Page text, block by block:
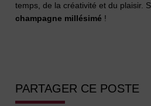
temps, de la créativité et du plaisir.
champagne millésimé !
PARTAGER CE POSTE